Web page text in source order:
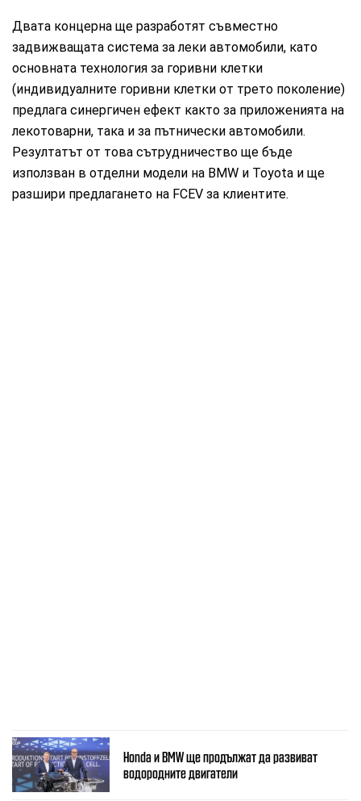
Двата концерна ще разработят съвместно
задвижващата система за леки автомобили, като
основната технология за горивни клетки
(индивидуалните горивни клетки от трето поколение)
предлага синергичен ефект както за приложенията на
лекотоварни, така и за пътнически автомобили.
Резултатът от това сътрудничество ще бъде
използван в отделни модели на BMW и Toyota и ще
разшири предлагането на FCEV за клиентите.
Honda и BMW ще продължат да развиват
водородните двигатели